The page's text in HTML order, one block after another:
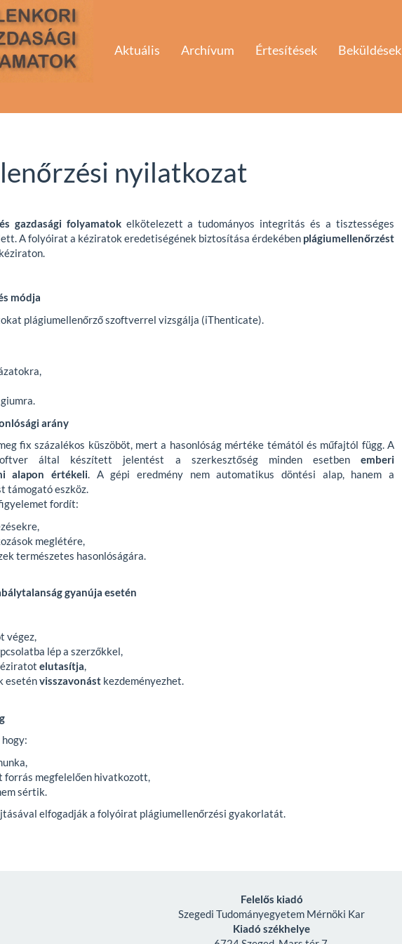
Aktuális Archívum Értesítések Beküldések
nyilatkozat
gazdasági folyamatokelkötelezett a tudományos integritás és a tisztességes
A folyóirat a kéziratok eredetiségének biztosítása érdekében plágiumellenőrzést
módja
plágiumellenőrző szoftverrel vizsgálja (iThenticate).
arány
fix százalékos küszöböt, mert a hasonlóság mértéke témától és műfajtól függ. A
által készített jelentést a szerkesztőség minden esetben emberi
alapon értékeli. A gépi eredmény nem automatikus döntési alap, hanem a
támogató eszköz.
fordít:
meglétére,
természetes hasonlóságára.
gyanúja esetén
végez,
lép a szerzőkkel,
elutasítja,
eseténvisszavonást kezdeményezhet.
forrás megfelelően hivatkozott,
sértik.
elfogadják a folyóirat plágiumellenőrzési gyakorlatát.
Felelős kiadó
Szegedi Tudományegyetem Mérnöki Kar
Kiadó székhelye